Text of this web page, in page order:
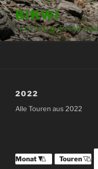
Zum
Inhalt
springen
BIKWI
– just a personal bike
2022
Alle Touren aus 2022
Monat
Sortiere aufsteigend nach
Monat Touren
Sortiere
Touren